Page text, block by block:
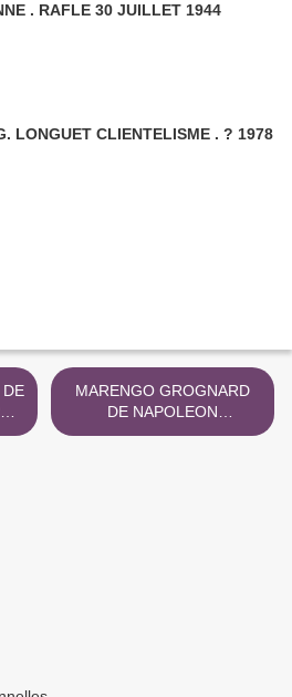
CLERMONT- EN - ARGONNE . RAFLE 30 JUILLET 1944
MEUSE . PREFECTURE. G. LONGUET CLIENTELISME . ? 1978
MARENGO GROGNARD
DE NAPOLEON
CHRISTOPHE COLLOT >